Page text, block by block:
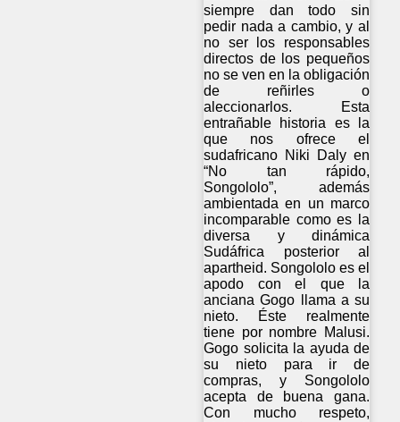
siempre dan todo sin
pedir nada a cambio, y al
no ser los responsables
directos de los pequeños
no se ven en la obligación
de reñirles o
aleccionarlos. Esta
entrañable historia es la
que nos ofrece el
sudafricano Niki Daly en
“No tan rápido,
Songololo”, además
ambientada en un marco
incomparable como es la
diversa y dinámica
Sudáfrica posterior al
apartheid. Songololo es el
apodo con el que la
anciana Gogo llama a su
nieto. Éste realmente
tiene por nombre Malusi.
Gogo solicita la ayuda de
su nieto para ir de
compras, y Songololo
acepta de buena gana.
Con mucho respeto,